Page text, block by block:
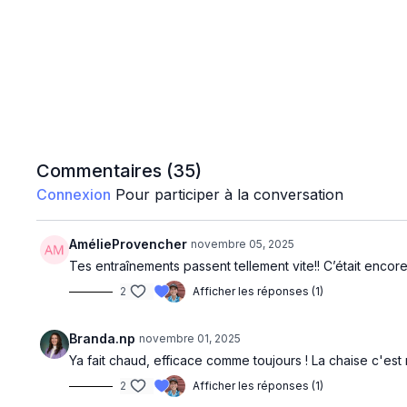
Commentaires (35)
Connexion Pour participer à la conversation
AmélieProvencher novembre 05, 2025
Tes entraînements passent tellement vite!! C’était
2 Afficher les réponses (1)
Branda.np novembre 01, 2025
Ya fait chaud, efficace comme toujours ! La chaise c'est
2 Afficher les réponses (1)